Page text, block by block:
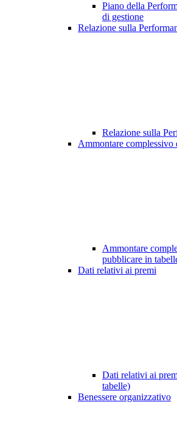
Piano della
di gestione
Relazione sulla
Relazione sulla
Ammontare complessivo
Ammontare
pubblicare in
Dati relativi ai premi
Dati relativi ai
tabelle)
Benessere organizzativo